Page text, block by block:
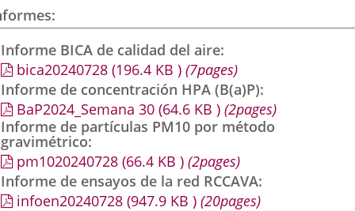
externa.externa.
Informe BICA de calidad del aire
bica20240728 (196.4 KB ) (7pages)
Informe de concentración HPA (B(a)P)
BaP2024_Semana 30 (64.6 KB ) (2pages)
Informe de partículas PM10 por método
gravimétrico
pm1020240728 (66.4 KB ) (2pages)
Informe de ensayos de la red RCCAVA
infoen20240728 (947.9 KB ) (20pages)